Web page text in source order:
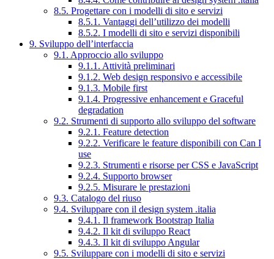
8.5. Progettare con i modelli di sito e servizi
8.5.1. Vantaggi dell’utilizzo dei modelli
8.5.2. I modelli di sito e servizi disponibili
9. Sviluppo dell’interfaccia
9.1. Approccio allo sviluppo
9.1.1. Attività preliminari
9.1.2. Web design responsivo e accessibile
9.1.3. Mobile first
9.1.4. Progressive enhancement e Graceful
degradation
9.2. Strumenti di supporto allo sviluppo del software
9.2.1. Feature detection
9.2.2. Verificare le feature disponibili con Can I
use
9.2.3. Strumenti e risorse per CSS e JavaScript
9.2.4. Supporto browser
9.2.5. Misurare le prestazioni
9.3. Catalogo del riuso
9.4. Sviluppare con il design system .italia
9.4.1. Il framework Bootstrap Italia
9.4.2. Il kit di sviluppo React
9.4.3. Il kit di sviluppo Angular
9.5. Sviluppare con i modelli di sito e servizi